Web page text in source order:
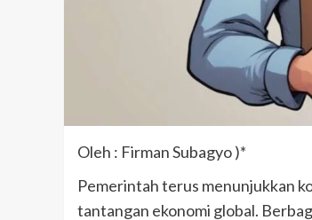
Oleh : Firman Subagyo )*
Pemerintah terus menunjukkan
tantangan ekonomi global.